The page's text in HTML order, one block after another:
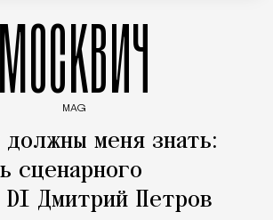
МОСКВИЧ
MAG
меня знать:
сценарного
DI Дмитрий Петров